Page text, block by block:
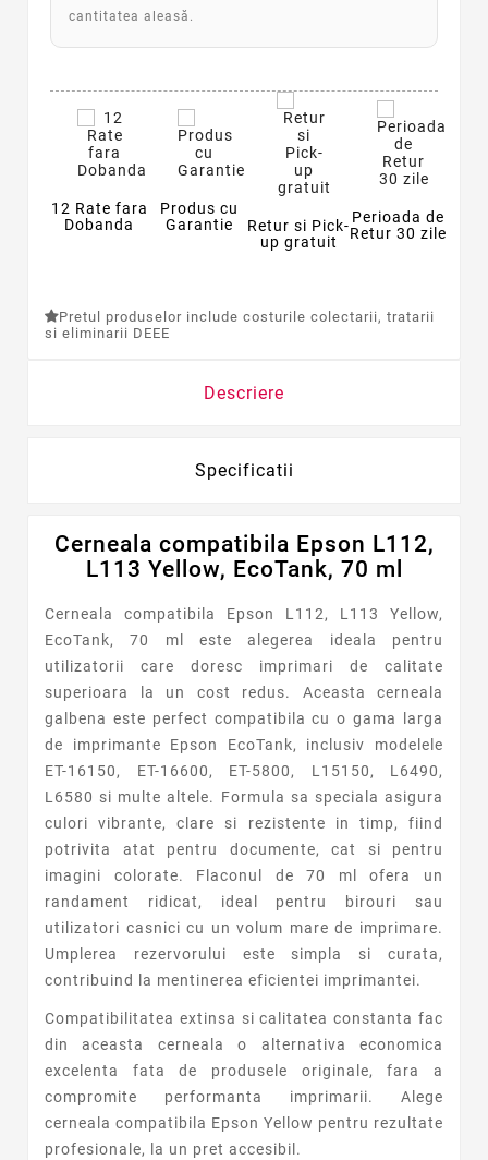
cantitatea aleasă.
12 Rate fara
Dobanda
Produs cu
Garantie
Retur si Pick-
up gratuit
Perioada de
Retur 30 zile
Pretul produselor include costurile colectarii, tratarii
si eliminarii DEEE
Descriere
Specificatii
Cerneala compatibila Epson L112,
L113 Yellow, EcoTank, 70 ml
Cerneala compatibila Epson L112, L113 Yellow,
EcoTank, 70 ml este alegerea ideala pentru
utilizatorii care doresc imprimari de calitate
superioara la un cost redus. Aceasta cerneala
galbena este perfect compatibila cu o gama larga
de imprimante Epson EcoTank, inclusiv modelele
ET-16150, ET-16600, ET-5800, L15150, L6490,
L6580 si multe altele. Formula sa speciala asigura
culori vibrante, clare si rezistente in timp, fiind
potrivita atat pentru documente, cat si pentru
imagini colorate. Flaconul de 70 ml ofera un
randament ridicat, ideal pentru birouri sau
utilizatori casnici cu un volum mare de imprimare.
Umplerea rezervorului este simpla si curata,
contribuind la mentinerea eficientei imprimantei.
Compatibilitatea extinsa si calitatea constanta fac
din aceasta cerneala o alternativa economica
excelenta fata de produsele originale, fara a
compromite performanta imprimarii. Alege
cerneala compatibila Epson Yellow pentru rezultate
profesionale, la un pret accesibil.